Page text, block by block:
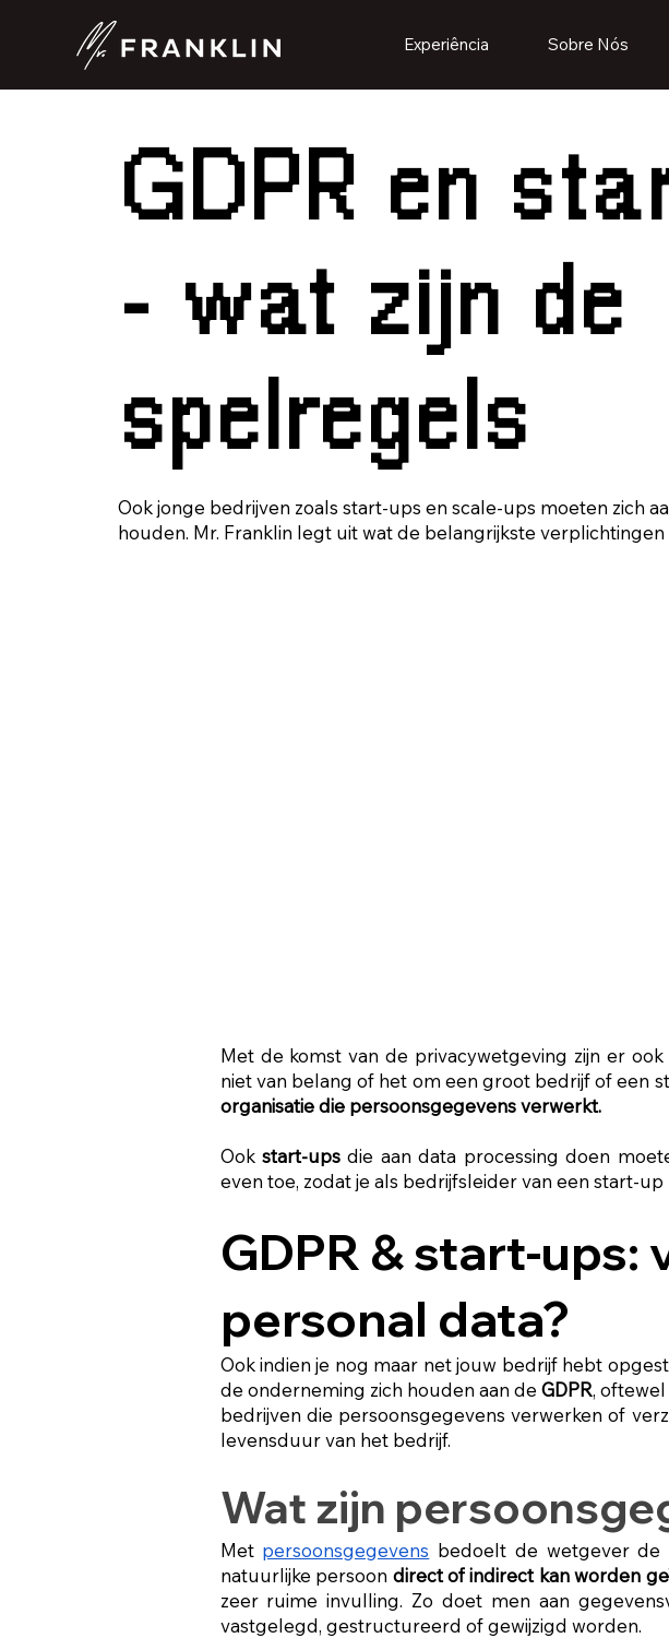
Experiência Sobre Nós
GDPR en
- wat zijn de
spelregels
Ook jonge bedrijven zoals start-ups en scale-ups moeten zich
houden. Mr. Franklin legt uit wat de belangrijkste verplichtingen
Met de komst van de privacywetgeving zijn er ook
niet van belang of het om een groot bedrijf of een
organisatie die persoonsgegevens verwerkt.
Ookstart-ups die aan data processing doen
even toe, zodat je als bedrijfsleider van een start-
GDPR & start-
personal data?
Ook indien je nog maar net jouw bedrijf hebt
de onderneming zich houden aan de GDPR, oftewel
bedrijven die persoonsgegevens verwerken of
levensduur van het bedrijf.
Wat zijn
Met persoonsgegevens bedoelt de wetgever de
natuurlijke persoon direct of indirect kan worden
zeer ruime invulling. Zo doet men aan
vastgelegd, gestructureerd of gewijzigd worden.